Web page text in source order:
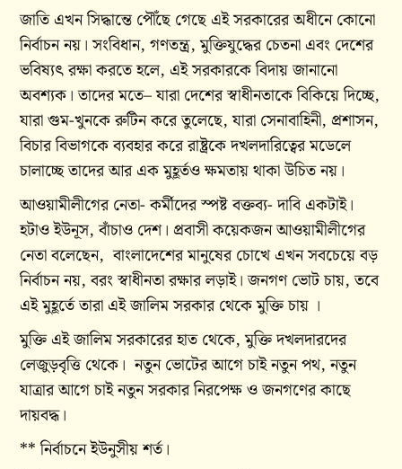
জাতি এখন সিদ্ধান্তে পৌঁছে গেছে এই সরকারের অধীনে কোনো
নির্বাচন নয়। সংবিধান, গণতন্ত্র, মুক্তিযুদ্ধের চেতনা এবং দেশের
ভবিষ্যৎ রক্ষা করতে হলে, এই সরকারকে বিদায় জানানো
অবশ্যক। তাদের মতে– যারা দেশের স্বাধীনতাকে বিকিয়ে দিচ্ছে,
যারা গুম-খুনকে রুটিন করে তুলেছে, যারা সেনাবাহিনী, প্রশাসন,
বিচার বিভাগকে ব্যবহার করে রাষ্ট্রকে দখলদারিত্বের মডেলে
চালাচ্ছে তাদের আর এক মুহূর্তও ক্ষমতায় থাকা উচিত নয়।
আওয়ামীলীগের নেতা- কর্মীদের স্পষ্ট বক্তব্য- দাবি একটাই।
হটাও ইউনূস, বাঁচাও দেশ। প্রবাসী কয়েকজন আওয়ামীলীগের
নেতা বলেছেন, বাংলাদেশের মানুষের চোখে এখন সবচেয়ে বড়
নির্বাচন নয়, বরং স্বাধীনতা রক্ষার লড়াই। জনগণ ভোট চায়, তবে
এই মুহূর্তে তারা এই জালিম সরকার থেকে মুক্তি চায় ।
মুক্তি এই জালিম সরকারের হাত থেকে, মুক্তি দখলদারদের
লেজুড়বৃত্তি থেকে। নতুন ভোটের আগে চাই নতুন পথ, নতুন
যাত্রার আগে চাই নতুন সরকার নিরপেক্ষ ও জনগণের কাছে
দায়বদ্ধ।
** নির্বাচনে ইউনুসীয় শর্ত।